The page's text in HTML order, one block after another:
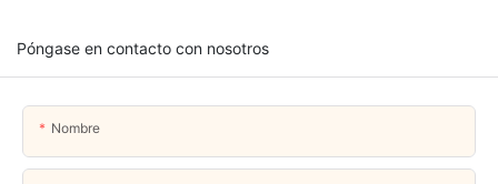
Póngase en contacto con nosotros
Nombre